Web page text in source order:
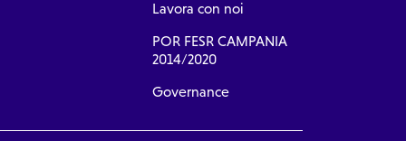
Lavora con noi
POR FESR CAMPANIA
2014/2020
Governance